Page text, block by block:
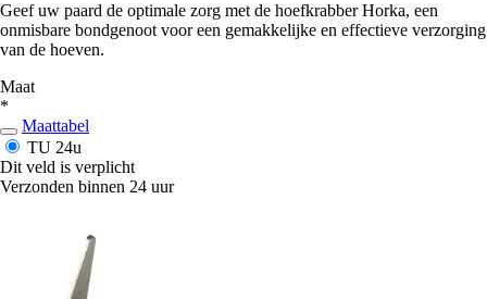
Geef uw paard de optimale zorg met de hoefkrabber Horka, een
onmisbare bondgenoot voor een gemakkelijke en effectieve verzorging
van de hoeven.
Maat
*
Maattabel
TU 24u
Dit veld is verplicht
Verzonden binnen 24 uur